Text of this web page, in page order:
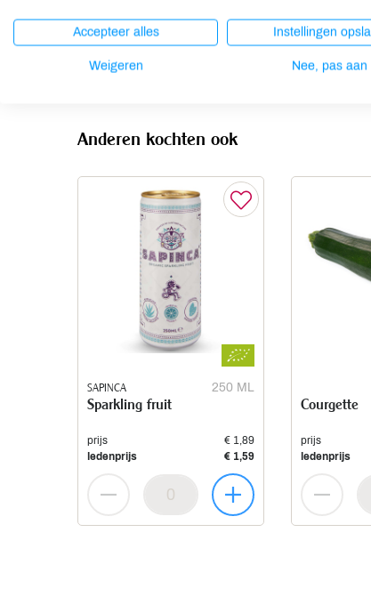
Mosterd
niet aanwezig
Noten
Anderen kochten ook
SAPINCA 250 ML
Sparkling fruit
prijs
€ 1,89
ledenprijs
€ 1,59
Courgette
prijs
ledenprijs
Accepteer alles Instellingen
Weigeren Nee, pas aan